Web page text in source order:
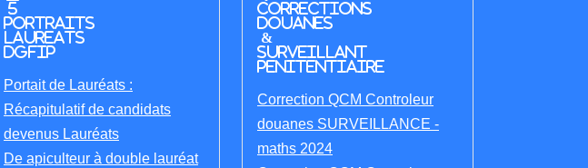
5
portraits
laureats
DGFIP
Portait de Lauréats :
Récapitulatif de candidats
devenus Lauréats
De apiculteur à double lauréat
Corrections
Douanes
&
Surveillant
penitentiaire
Correction QCM Controleur
douanes SURVEILLANCE -
maths 2024